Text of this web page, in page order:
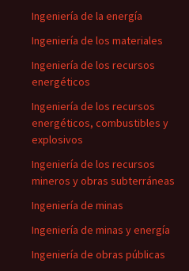
Ingeniería de la energía
Ingeniería de los materiales
Ingeniería de los recursos
energéticos
Ingeniería de los recursos
energéticos, combustibles y
explosivos
Ingeniería de los recursos
mineros y obras subterráneas
Ingeniería de minas
Ingeniería de minas y energía
Ingeniería de obras públicas